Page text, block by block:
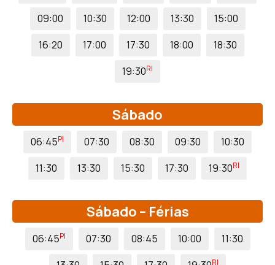
09:00
10:30 12:00 13:30
15:00
16:20
17:00 17:30 18:00
18:30
19:30RI
Sábado
06:45PI 07:30 08:30 09:30
10:30
11:30
13:30 15:30 17:30 19:30RI
Sábado – Férias
06:45PI 07:30 08:45 10:00
11:30
RI